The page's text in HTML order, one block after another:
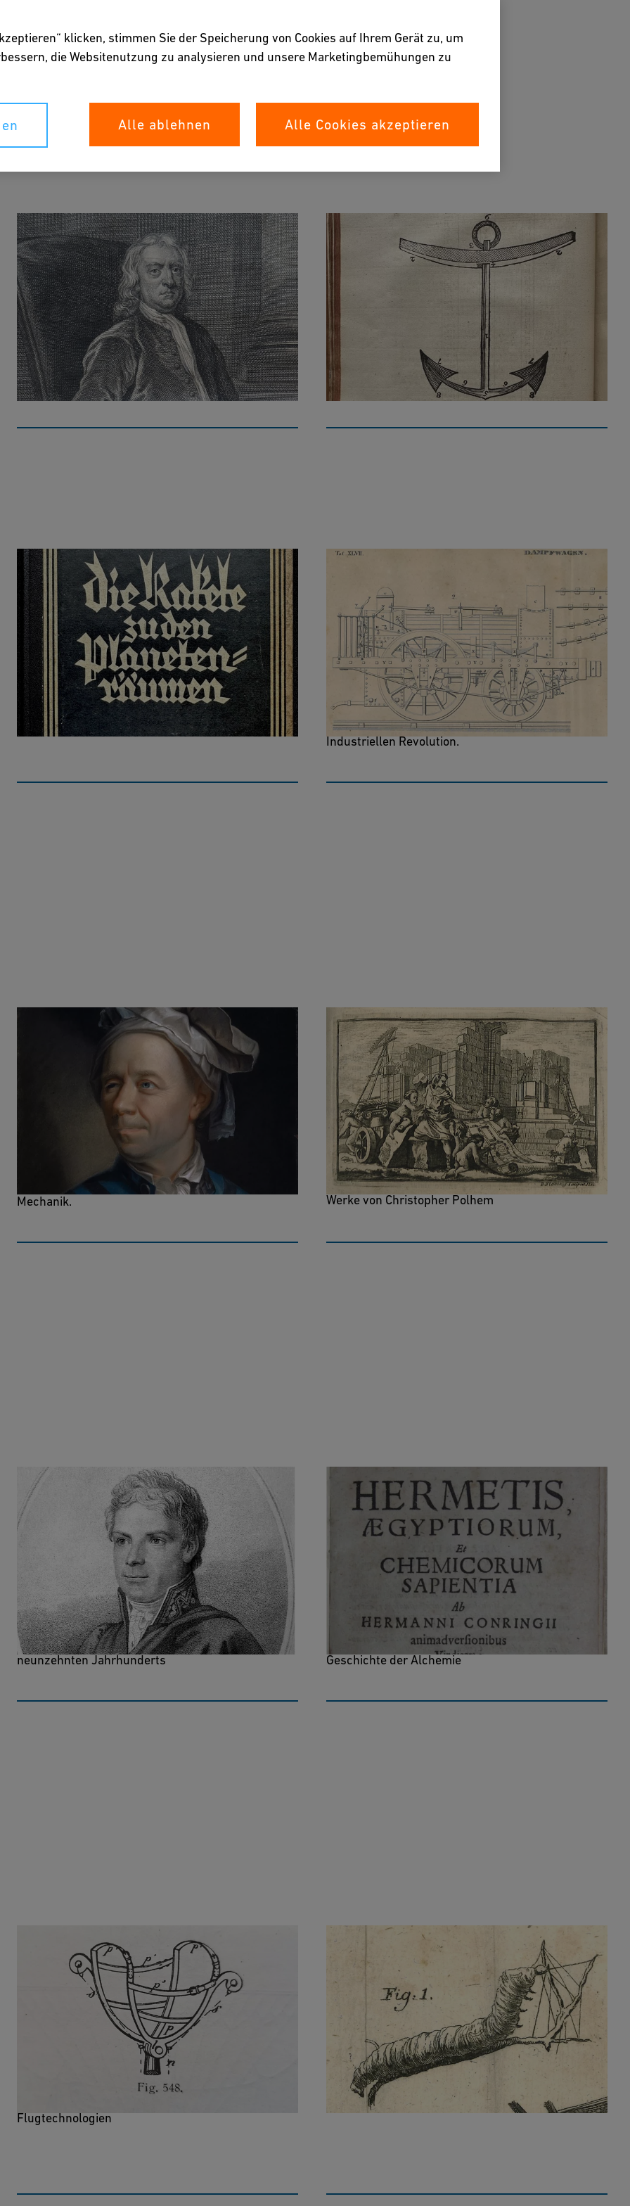
Optice
Ein revolutionäres Werk, das das Verhalten von
Licht erklärt.
Dictionnaire de Marine
Ein verbindliches Nachschlagewerk über Schiffe im
18. Jahrhundert
Die Rakete zu den Planetenräumen
Ein valabler Kandidat für das Jahr Null in der
wissenschaftlichen Literatur des Wettlaufs ins All.
Encyklopädisches Handbuch des
Maschinen- und Fabrikenwesens
Ein Crashkurs über die Grundlagen der
Industriellen Revolution.
Neue Grundsätze der Artillerie
Ein Werk von besonderer Bedeutung für die
Geschichte der angewandten Newtonschen
Mechanik.
Inledning til mecaniken och
bygningskonsten
Ein zeitgenössischer Überblick über die grossen
Werke von Christopher Polhem
Grundlehren der Chemie in
technischer Beziehung
Eines der einflussreichsten Chemielehrbücher des
neunzehnten Jahrhunderts
Hermetis, Aegyptiorum, et
Chemicorum Sapientia
Ein seltenes und umfassendes Werk über die frühe
Geschichte der Alchemie
Die deutschen Patente über
Eine umfassende Sammlung über bahnbrechende
Flugtechnologien
Die Seidenmanufaktur
Eine Beschreibung der Maschine, die die
programmierbare Technologie inspiriert hat
klicken, stimmen Sie der Speicherung von Cookies auf Ihrem Gerät zu, um
die Websitenutzung zu analysieren und unsere Marketingbemühungen zu
Alle ablehnen Alle Cookies akzeptieren